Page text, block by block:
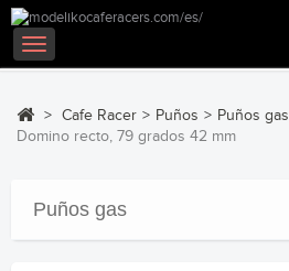
Navegación
Toggle
> Cafe Racer > Puños > Puños gas
Domino recto, 79 grados 42 mm
Puños gas